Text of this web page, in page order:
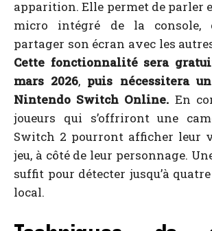
apparition. Elle permet de parler
micro intégré de la console,
partager son écran avec les
Cette fonctionnalité sera
mars 2026, puis nécessitera
Nintendo Switch Online. En
joueurs qui s’offriront une
Switch 2 pourront afficher leur
jeu, à côté de leur personnage.
suffit pour détecter jusqu’à
local.